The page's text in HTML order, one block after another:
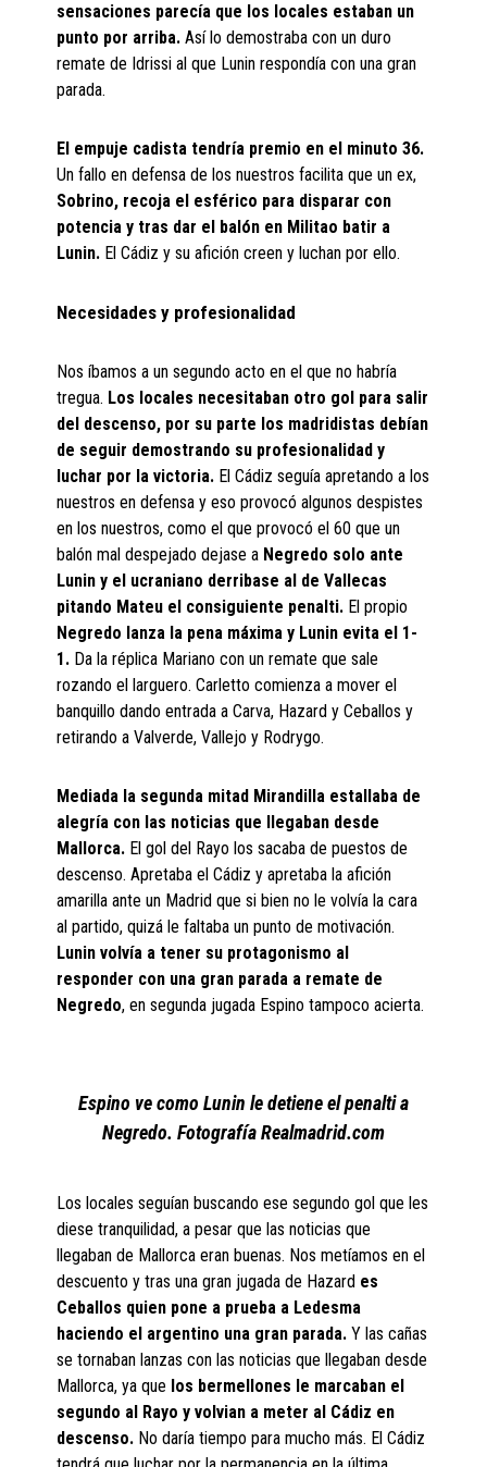
sensaciones parecía que los locales estaban un
punto por arriba. Así lo demostraba con un duro
remate de Idrissi al que Lunin respondía con una gran
parada.
El empuje cadista tendría premio en el minuto 36.
Un fallo en defensa de los nuestros facilita que un ex,
Sobrino, recoja el esférico para disparar con
potencia y tras dar el balón en Militao batir a
Lunin. El Cádiz y su afición creen y luchan por ello.
Necesidades y profesionalidad
Nos íbamos a un segundo acto en el que no habría
tregua. Los locales necesitaban otro gol para salir
del descenso, por su parte los madridistas debían
de seguir demostrando su profesionalidad y
luchar por la victoria. El Cádiz seguía apretando a los
nuestros en defensa y eso provocó algunos despistes
en los nuestros, como el que provocó el 60 que un
balón mal despejado dejase a Negredo solo ante
Lunin y el ucraniano derribase al de Vallecas
pitando Mateu el consiguiente penalti. El propio
Negredo lanza la pena máxima y Lunin evita el 1-
1. Da la réplica Mariano con un remate que sale
rozando el larguero. Carletto comienza a mover el
banquillo dando entrada a Carva, Hazard y Ceballos y
retirando a Valverde, Vallejo y Rodrygo.
Mediada la segunda mitad Mirandilla estallaba de
alegría con las noticias que llegaban desde
Mallorca. El gol del Rayo los sacaba de puestos de
descenso. Apretaba el Cádiz y apretaba la afición
amarilla ante un Madrid que si bien no le volvía la cara
al partido, quizá le faltaba un punto de motivación.
Lunin volvía a tener su protagonismo al
responder con una gran parada a remate de
Negredo, en segunda jugada Espino tampoco acierta.
Espino ve como Lunin le detiene el penalti a
Negredo. Fotografía Realmadrid.com
Los locales seguían buscando ese segundo gol que les
diese tranquilidad, a pesar que las noticias que
llegaban de Mallorca eran buenas. Nos metíamos en el
descuento y tras una gran jugada de Hazard es
Ceballos quien pone a prueba a Ledesma
haciendo el argentino una gran parada. Y las cañas
se tornaban lanzas con las noticias que llegaban desde
Mallorca, ya que los bermellones le marcaban el
segundo al Rayo y volvian a meter al Cádiz en
descenso. No daría tiempo para mucho más. El Cádiz